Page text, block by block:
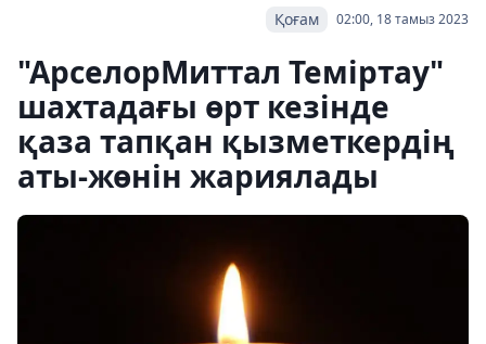
02:00, 18 тамыз 2023
Қоғам
"АрселорМиттал Теміртау"
шахтадағы өрт кезінде
қаза тапқан қызметкердің
аты-жөнін жариялады